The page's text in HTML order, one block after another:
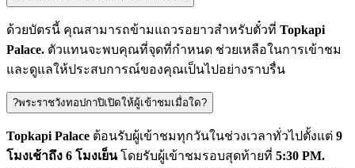
ด้วยบัตรนี้ คุณสามารถข้ามแถวรอยาวสำหรับตั๋วที่ Topkapi
Palace. ตัวแทนจะพบคุณที่จุดที่กำหนด ช่วยเหลือในการเข้าชม
และดูแลให้ประสบการณ์ของคุณเป็นไปอย่างราบรื่น
?พระราชวังทอปกาปิเปิดให้ผู้เข้าชมเมื่อใด?
Topkapi Palace ต้อนรับผู้เข้าชมทุกวันในช่วงเวลาทั่วไปตั้งแต่ 9
โมงเช้าถึง 6 โมงเย็นโดยรับผู้เข้าชมรอบสุดท้ายที่ 5:30 PM.